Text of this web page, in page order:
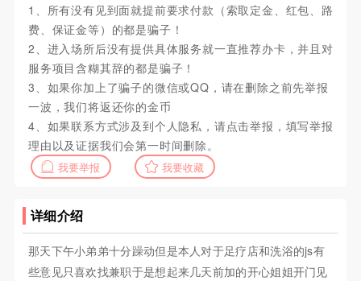
1、所有没有见到面就提前要求付款（索取定金、红包、路
费、保证金等）的都是骗子！
2、进入场所后没有提供具体服务就一直推荐办卡，并且对
服务项目含糊其辞的都是骗子！
3、如果你加上了骗子的微信或QQ，请在删除之前先举报
一波，我们将返还你的金币
4、如果联系方式涉及到个人隐私，请点击举报，填写举报
理由以及证据我们会第一时间删除。
我要举报 我要收藏
详细介绍
那天下午小弟弟十分躁动但是本人对于足疗店和洗浴的js有
些意见只喜欢找兼职于是想起来几天前加的开心姐姐开门见